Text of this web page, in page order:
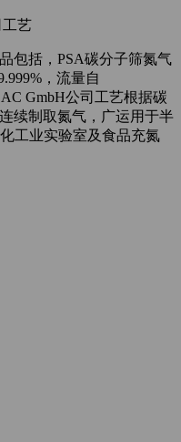
工艺
包括，PSA碳分子筛氮气
，流量自
AC GmbH公司工艺根据碳
续制取氮气，广运用于半
工业实验室及食品充氮